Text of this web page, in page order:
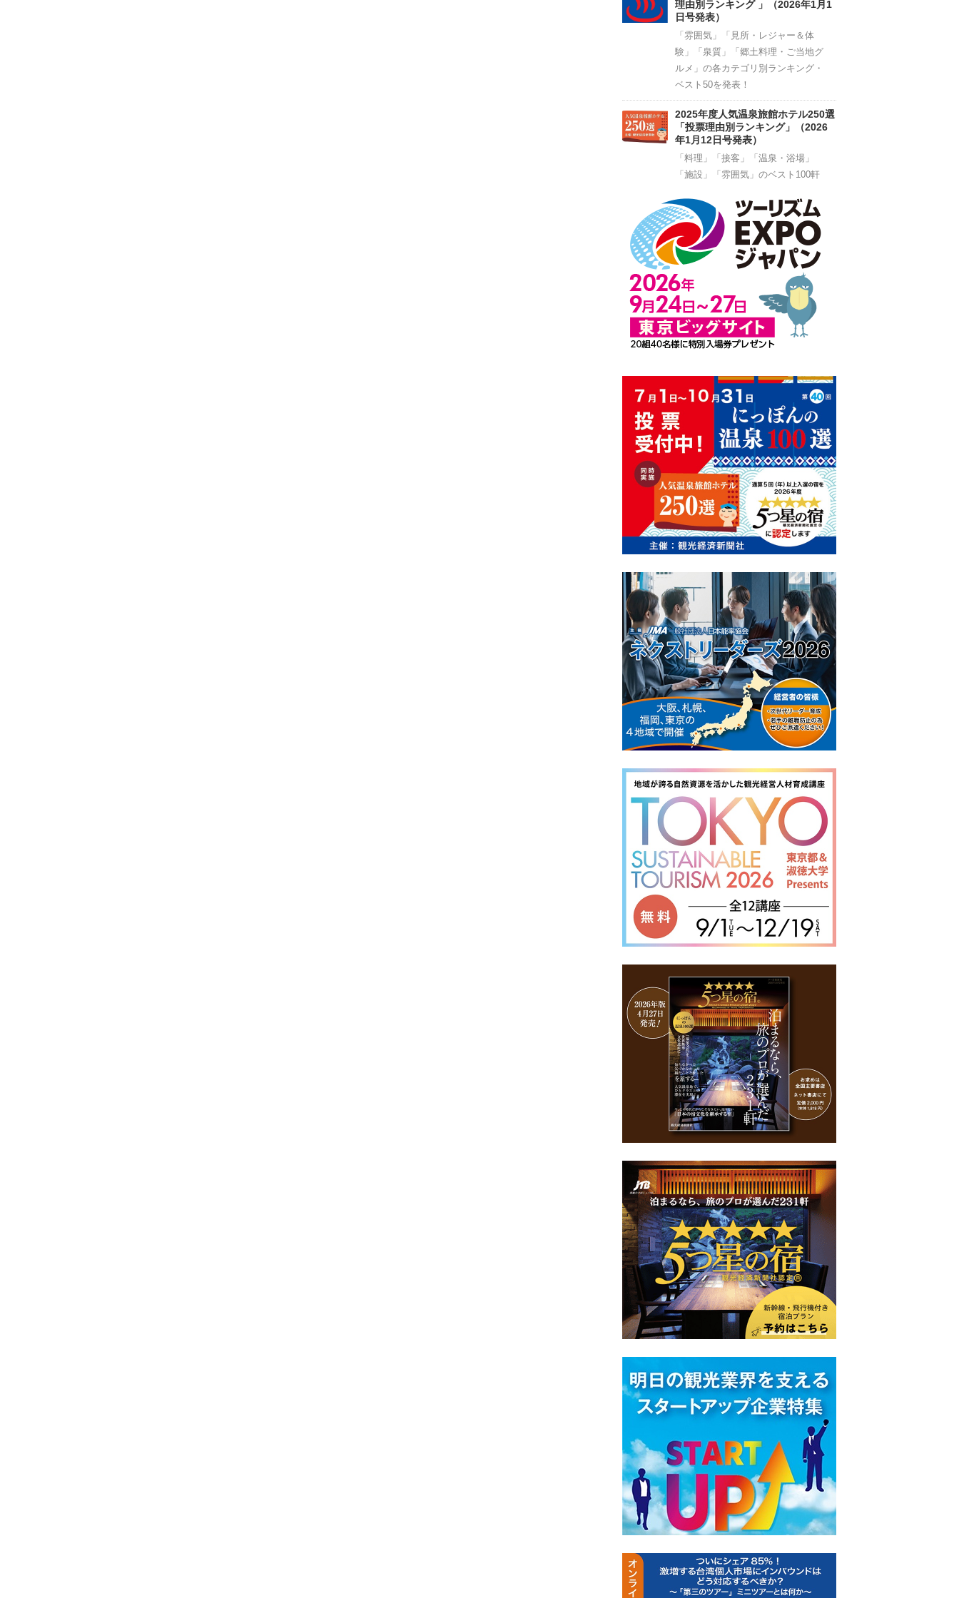
理由別ランキング 」（2026年1月1
日号発表）
「雰囲気」「見所・レジャー＆体
験」「泉質」「郷土料理・ご当地グ
ルメ」の各カテゴリ別ランキング・
ベスト50を発表！
2025年度人気温泉旅館ホテル250選
「投票理由別ランキング」（2026
年1月12日号発表）
「料理」「接客」「温泉・浴場」
「施設」「雰囲気」のベスト100軒